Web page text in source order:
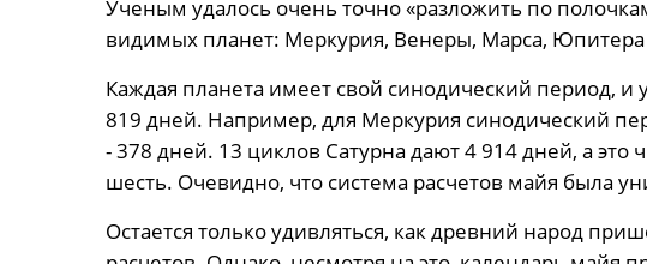
Ученым удалось очень точно «разложить по
видимых планет: Меркурия, Венеры, Марса, Юпитера
Каждая планета имеет свой синодический период,
819 дней. Например, для Меркурия синодический
- 378 дней. 13 циклов Сатурна дают 4 914 дней, а
шесть. Очевидно, что система расчетов майя была
Остается только удивляться, как древний народ